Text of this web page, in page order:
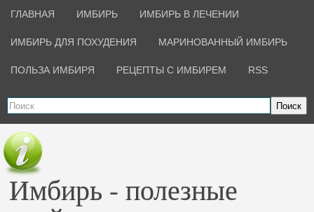
ГЛАВНАЯ ИМБИРЬ ИМБИРЬ В ЛЕЧЕНИИ
ИМБИРЬ ДЛЯ ПОХУДЕНИЯ МАРИНОВАННЫЙ ИМБИРЬ
ПОЛЬЗА ИМБИРЯ РЕЦЕПТЫ С ИМБИРЕМ RSS
Поиск
Имбирь - полезные